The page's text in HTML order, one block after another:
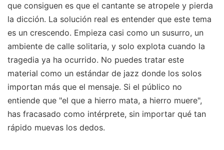
que consiguen es que el cantante se atropele y pierda
la dicción. La solución real es entender que este tema
es un crescendo. Empieza casi como un susurro, un
ambiente de calle solitaria, y solo explota cuando la
tragedia ya ha ocurrido. No puedes tratar este
material como un estándar de jazz donde los solos
importan más que el mensaje. Si el público no
entiende que "el que a hierro mata, a hierro muere",
has fracasado como intérprete, sin importar qué tan
rápido muevas los dedos.